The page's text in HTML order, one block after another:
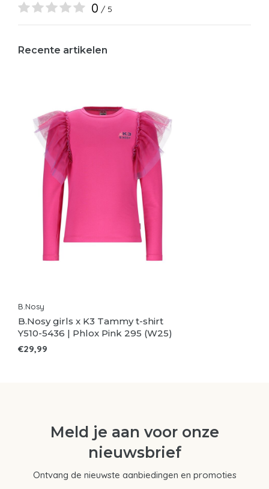
0 / 5
Recente artikelen
B.Nosy
B.Nosy girls x K3 Tammy t-shirt
Y510-5436 | Phlox Pink 295 (W25)
€29,99
Meld je aan voor onze
nieuwsbrief
Ontvang de nieuwste aanbiedingen en promoties